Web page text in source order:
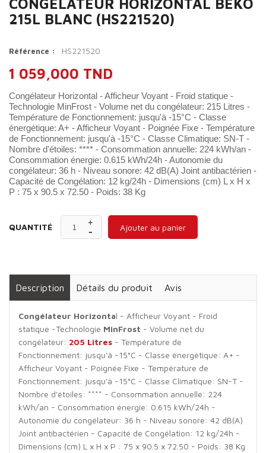
CONGELATEUR HORIZONTAL BEKO
215L BLANC (HS221520)
Référence : HS221520
1 059,000 TND
Congélateur Horizontal - Afficheur Voyant - Froid statique -
Technologie MinFrost - Volume net du congélateur: 215 Litres -
Température de Fonctionnement: jusqu'à -15°C - Classe
énergétique: A+ - Afficheur Voyant - Poignée Fixe - Température
de Fonctionnement: jusqu'à -15°C - Classe Climatique: SN-T -
Nombre d'étoiles: **** - Consommation annuelle: 224 kWh/an -
Consommation énergie: 0.615 kWh/24h - Autonomie du
congélateur: 36 h - Niveau sonore: 42 dB(A) Joint antibactérien -
Capacité de Congélation: 12 kg/24h - Dimensions (cm) L x H x
P : 75 x 90.5 x 72.50 - Poids: 38 Kg
QUANTITÉ Ajouter au panier
Description Détails du produit Avis
Congélateur Horizontal - Afficheur Voyant - Froid
statique -Technologie MinFrost - Volume net du
congélateur: 205 Litres - Température de
Fonctionnement: jusqu'à -15°C - Classe énergétique: A+ -
Afficheur Voyant - Poignée Fixe - Température de
Fonctionnement: jusqu'à -15°C - Classe Climatique: SN-T -
Nombre d'étoiles: **** - Consommation annuelle: 224
kWh/an - Consommation énergie: 0.615 kWh/24h -
Autonomie du congélateur: 36 h - Niveau sonore: 42 dB(A)
Joint antibactérien - Capacité de Congélation: 12 kg/24h -
Dimensions (cm) L x H x P : 75 x 90.5 x 72.50 - Poids: 38 Kg